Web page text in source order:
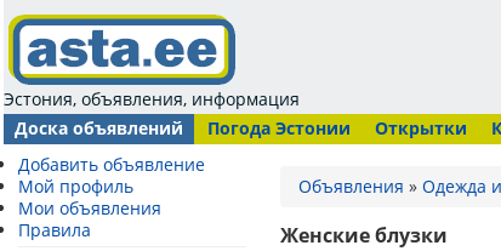
Эстония, объявления, информация
Доска объявлений
Погода Эстонии Открытки
Добавить объявление
Мой профиль
Мои объявления
Правила
Объявления »Одежда
Женские блузки